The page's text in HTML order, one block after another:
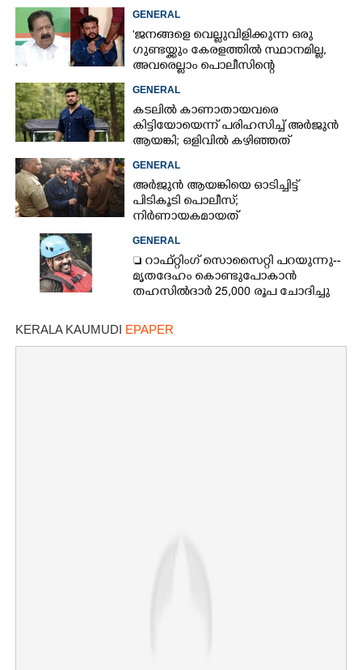
GENERAL
'ജനങ്ങളെ വെല്ലുവിളിക്കുന്ന ഒരു
ഗുണ്ടയ്ക്കും കേരളത്തിൽ സ്ഥാനമില്ല,​
അവരെല്ലാം പൊലീസിന്റെ
GENERAL
കടലിൽ കാണാതായവരെ
കിട്ടിയോയെന്ന് പരിഹസിച്ച് അർജുൻ
ആയങ്കി; ഒളിവിൽ കഴിഞ്ഞത്
GENERAL
അർജുൻ ആയങ്കിയെ ഓടിച്ചിട്ട്
പിടികൂടി പൊലീസ്;
നിർണായകമായത്
സംശയം
GENERAL
 റാഫ്റ്റിംഗ് സൊസൈറ്റി പറയുന്നു--
മൃതദേഹം കൊണ്ടുപോകാൻ
തഹസിൽദാർ 25,000 രൂപ ചോദിച്ചു
KERALA KAUMUDI EPAPER